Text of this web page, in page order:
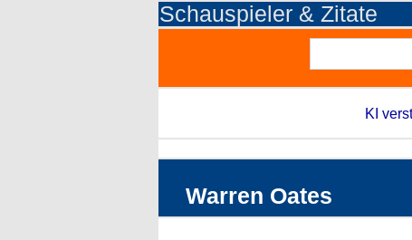
Schauspieler & Zitate
KI
Warren Oates